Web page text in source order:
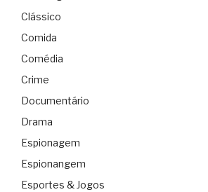
Clássico
Comida
Comédia
Crime
Documentário
Drama
Espionagem
Espionangem
Esportes & Jogos